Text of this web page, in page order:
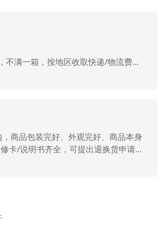
不满一箱，按地区收取快递/物流费
邮。
商品包装完好、外观完好、商品本身
卡/说明书齐全，可提出退换货申请。
损坏以外的其他原因导致的退换货，客
货，客户需承担退换货运费。